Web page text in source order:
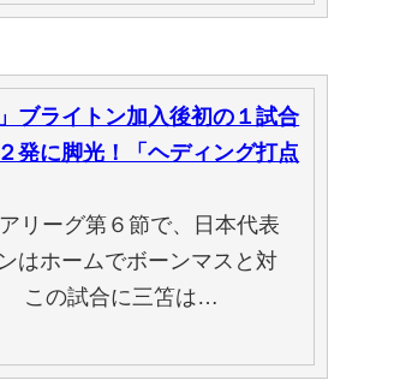
ブライトン加入後初の１試合
発に脚光！「ヘディング打点
リーグ第６節で、日本代表
はホームでボーンマスと対
この試合に三笘は…